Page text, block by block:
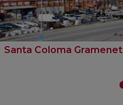
Santa Coloma Gramenet